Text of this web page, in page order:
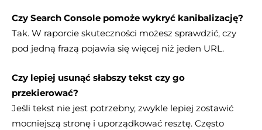
Czy Search Console pomoże wykryć kanibalizację?
Tak. W raporcie skuteczności możesz sprawdzić, czy
pod jedną frazą pojawia się więcej niż jeden URL.
Czy lepiej usunąć słabszy tekst czy go
przekierować?
Jeśli tekst nie jest potrzebny, zwykle lepiej zostawić
mocniejszą stronę i uporządkować resztę. Często